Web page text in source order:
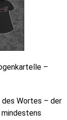
–
des Wortes – der